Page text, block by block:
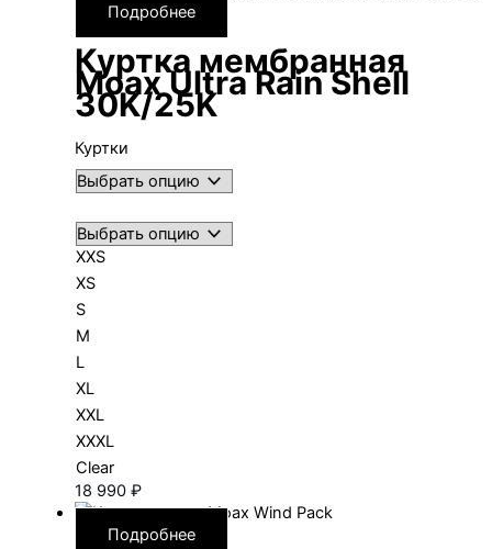
Подробнее
Куртка мембранная
Moax Ultra Rain Shell
30K/25K
Куртки
XXS
XS
S
M
L
XL
XXL
XXXL
Clear
18 990 ₽
Подробнее